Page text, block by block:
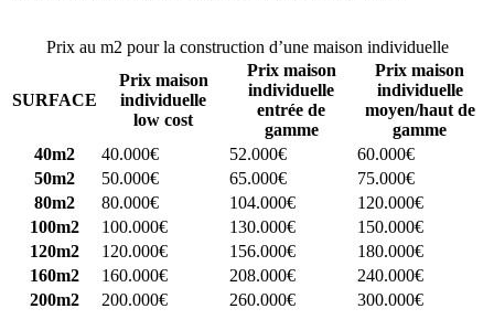
Prix au m2 pour la construction d’une maison individuelle
SURFACE
Prix maison
individuelle
low cost
Prix maison
individuelle
entrée de
gamme
Prix maison
individuelle
moyen/haut de
gamme
40m2
40.000€ 52.000€
60.000€
50m2
50.000€ 65.000€
75.000€
80m2
80.000€ 104.000€
120.000€
100m2
100.000€ 130.000€
150.000€
120m2
120.000€ 156.000€
180.000€
160m2
160.000€ 208.000€
240.000€
200m2
200.000€ 260.000€ 300.000€